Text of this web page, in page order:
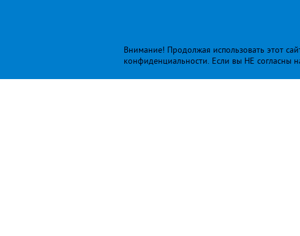
Внимание! Продолжая использовать этот
конфиденциальности. Если вы НЕ согласны